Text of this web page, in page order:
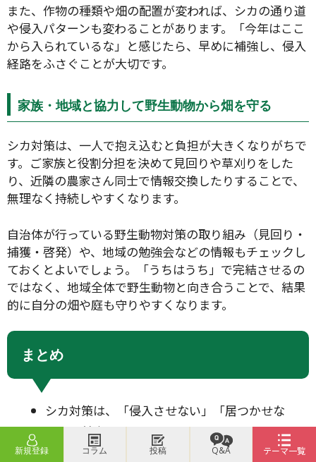
新規登録 コラム 投稿 Q&A テーマ一覧
また、作物の種類や畑の配置が変われば、シカの通り道
や侵入パターンも変わることがあります。「今年はここ
から入られているな」と感じたら、早めに補強し、侵入
経路をふさぐことが大切です。
家族・地域と協力して野生動物から畑を守る
シカ対策は、一人で抱え込むと負担が大きくなりがちで
す。ご家族と役割分担を決めて見回りや草刈りをした
り、近隣の農家さん同士で情報交換したりすることで、
無理なく持続しやすくなります。
自治体が行っている野生動物対策の取り組み（見回り・
捕獲・啓発）や、地域の勉強会などの情報もチェックし
ておくとよいでしょう。「うちはうち」で完結させるの
ではなく、地域全体で野生動物と向き合うことで、結果
的に自分の畑や庭も守りやすくなります。
まとめ
シカ対策は、「侵入させない」「居つかせな
い」を基本に、フェンス・ネット・電気柵・忌
避剤などを組み合わせて考えることが大切で